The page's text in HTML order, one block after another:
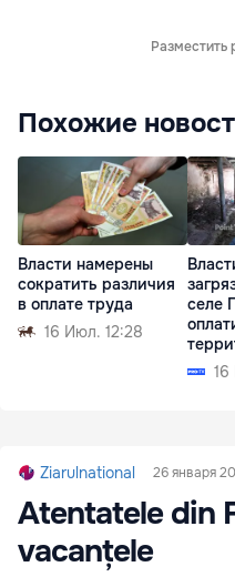
Разместить
Похожие
Власти намерены
сократить различия
в оплате труда
16 Июл. 12:28
селе
Ziarulnational 26 января
Atentatele din
vacanțele